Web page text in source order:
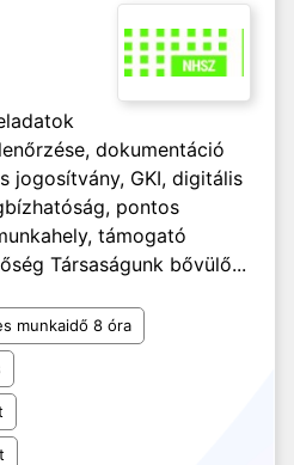
dokumentáció
jogosítvány, GKI, digitális
pontos
támogató
Társaságunk bővülő...
munkaidő 8 óra